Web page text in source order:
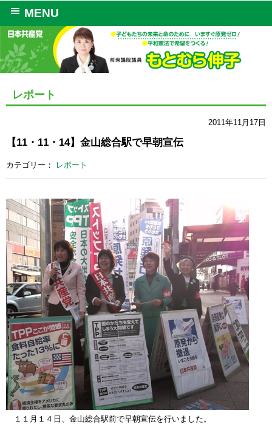
MENU
レポート
2011年11月17日
【11・11・14】金山総合駅で早朝宣伝
カテゴリー： レポート
１１月１４日、金山総合駅前で早朝宣伝を行いました。